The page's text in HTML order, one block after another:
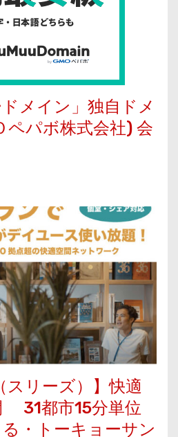
ドメイン」独自ドメ
ペパボ株式会社) 会
スリーズ）】快適
31都市15分単位
・トーキョーサン